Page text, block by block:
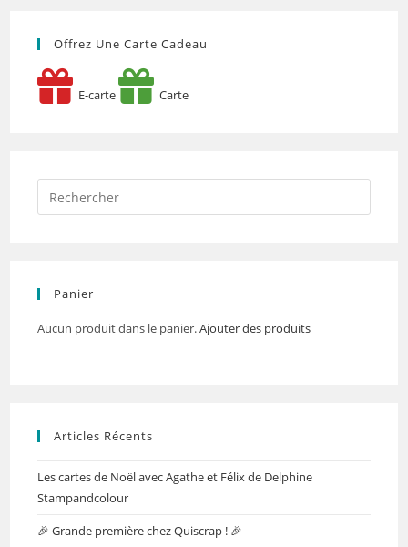
Offrez Une Carte Cadeau
E-carte Carte
Panier
Aucun produit dans le panier.Ajouter des produits
Articles Récents
Les cartes de Noël avec Agathe et Félix de Delphine
Stampandcolour
🎉 Grande première chez Quiscrap ! 🎉